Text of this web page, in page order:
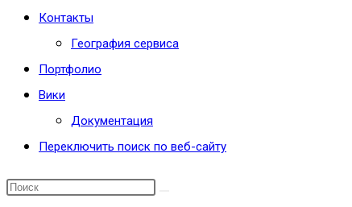
Контакты
География сервиса
Портфолио
Вики
Документация
Переключить поиск по веб-сайту